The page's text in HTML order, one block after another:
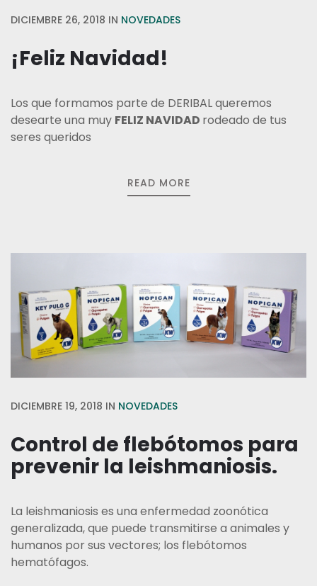
DICIEMBRE 26, 2018 IN NOVEDADES
¡Feliz Navidad!
Los que formamos parte de DERIBAL queremos
desearte una muy FELIZ NAVIDAD rodeado de tus
seres queridos
READ MORE
DICIEMBRE 19, 2018 IN NOVEDADES
Control de flebótomos para
prevenir la leishmaniosis.
La leishmaniosis es una enfermedad zoonótica
generalizada, que puede transmitirse a animales y
humanos por sus vectores; los flebótomos
hematófagos.